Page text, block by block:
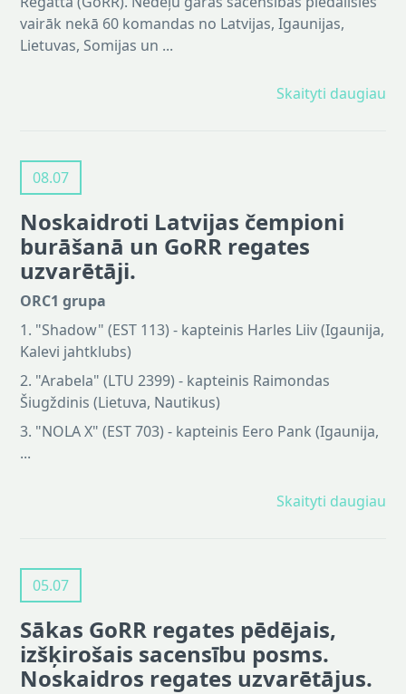
vairāk nekā 60 komandas no Latvijas, Igaunijas,
Lietuvas, Somijas un ...
Skaityti daugiau
08.07
Noskaidroti Latvijas čempioni
burāšanā un GoRR regates
uzvarētāji.
ORC1 grupa
1. "Shadow" (EST 113) - kapteinis Harles Liiv (Igaunija,
Kalevi jahtklubs)
2. "Arabela" (LTU 2399) - kapteinis Raimondas
Šiugždinis (Lietuva, Nautikus)
3. "NOLA X" (EST 703) - kapteinis Eero Pank (Igaunija,
...
Skaityti daugiau
05.07
Sākas GoRR regates pēdējais,
izšķirošais sacensību posms.
Noskaidros regates uzvarētājus.